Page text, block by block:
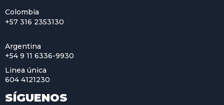
Colombia
+57 316 2353130
Argentina
+54 9 11 6336-9930
Linea única
604 4121230
SÍGUENOS